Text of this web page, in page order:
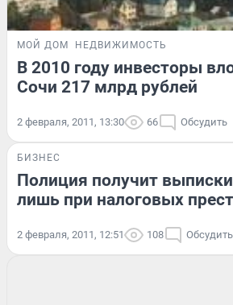
МОЙ ДОМ НЕДВИЖИМОСТЬ
В 2010 году инвесторы
Сочи 217 млрд рублей
2 февраля, 2011, 13:30 66 Обсудить
БИЗНЕС
Полиция получит
лишь при налоговых
2 февраля, 2011, 12:51 108 Обсудить